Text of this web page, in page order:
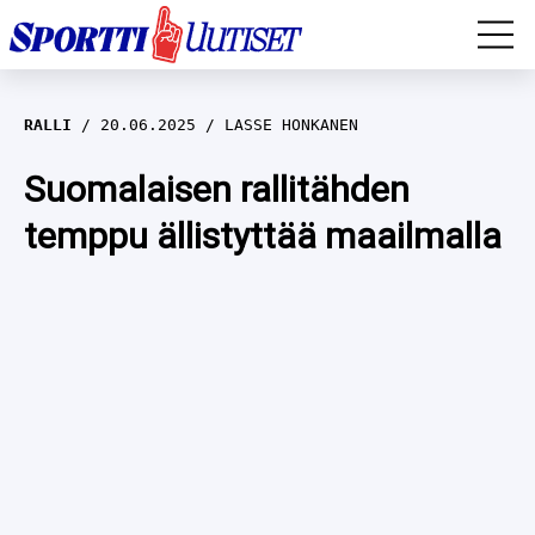
EM-YLEISURHEILU
JÄÄKIEKKO
YLEISURHEILU
RALLI 20.06.2025 LASSE HONKANEN
Suomalaisen rallitähden
temppu ällistyttää maailmalla